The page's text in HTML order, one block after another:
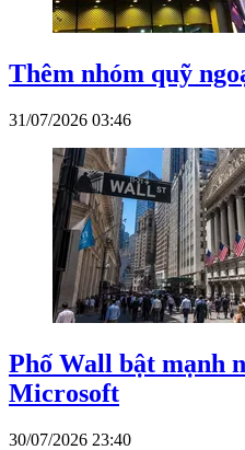
Thêm nhóm quỹ
31/07/2026 03:46
Phố Wall bật mạnh
Microsoft
30/07/2026 23:40